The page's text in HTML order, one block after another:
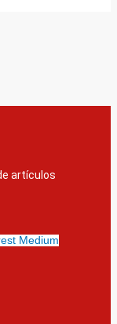
artículos
Medium